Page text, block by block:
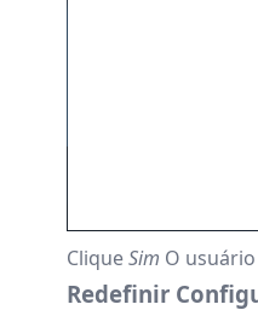
CliqueSim O
Redefinir